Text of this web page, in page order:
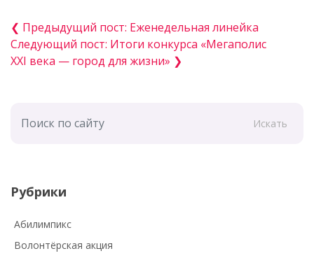
❮ Предыдущий пост: Еженедельная линейка
Следующий пост: Итоги конкурса «Мегаполис
XXI века — город для жизни» ❯
Искать
Рубрики
Абилимпикс
Волонтёрская акция